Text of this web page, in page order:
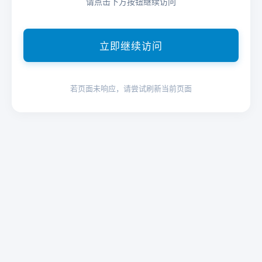
立即继续访问
若页面未响应，请尝试刷新当前页面